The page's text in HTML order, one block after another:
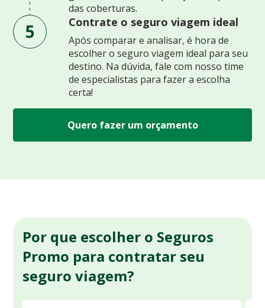
das coberturas.
5 Contrate o seguro viagem ideal
Após comparar e analisar, é hora de
escolher o seguro viagem ideal para seu
destino. Na dúvida, fale com nosso time
de especialistas para fazer a escolha
certa!
Quero fazer um orçamento
Por que escolher o Seguros
Promo para contratar seu
seguro viagem?